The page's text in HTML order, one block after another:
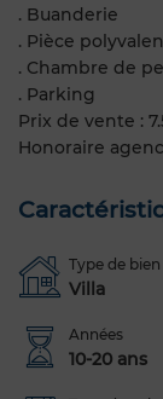
. Buanderie
. Pièce
. Chambre de
. Parking
Prix de vente :
Honoraire
Type de bien
Villa
Années
10-20 ans